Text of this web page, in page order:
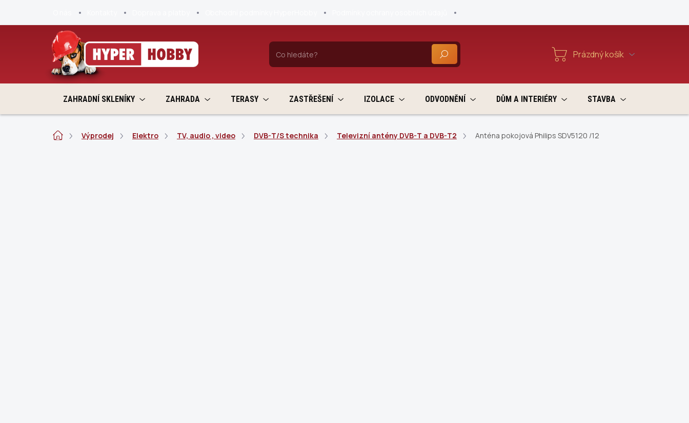
obsah
HLEDAT Nákupní
Prázdný košík
ZAHRADNÍ SKLENÍKY ZAHRADA TERASY ZASTŘEŠENÍ IZOLACE ODVODNĚNÍ DŮM A INTERIÉRY STAVBA
DomůVýprodej Elektro TV, audio , video DVB-T/S technika Televizní antény DVB-T a DVB-T2 Anténa pokojová Philips SDV5120 /12